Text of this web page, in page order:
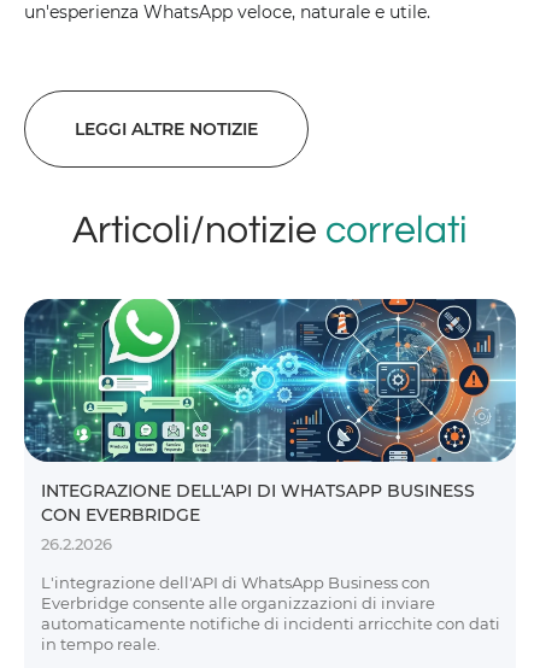
un'esperienza WhatsApp veloce, naturale e utile.
LEGGI ALTRE NOTIZIE
Articoli/notizie correlati
INTEGRAZIONE DELL'API DI WHATSAPP BUSINESS
CON EVERBRIDGE
26.2.2026
L'integrazione dell'API di WhatsApp Business con
Everbridge consente alle organizzazioni di inviare
automaticamente notifiche di incidenti arricchite con dati
in tempo reale.